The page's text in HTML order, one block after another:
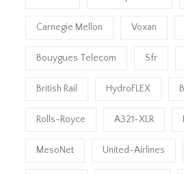
Carnegie Mellon Voxan
Bouygues Telecom Sfr
British Rail HydroFLEX
Rolls-Royce A321-XLR
MesoNet United-Airlines